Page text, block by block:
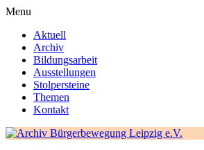
Menu
Aktuell
Archiv
Bildungsarbeit
Ausstellungen
Stolpersteine
Themen
Kontakt